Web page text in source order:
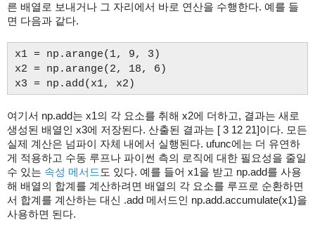
른 배열로 보내거나 그 자리에서 바로 연산을 수행한다. 예를 들
면 다음과 같다.
x1 = np.arange(1, 9, 3)
x2 = np.arange(2, 18, 6)
x3 = np.add(x1, x2)
여기서 np.add는 x1의 각 요소를 취해 x2에 더하고, 결과는 새로
생성된 배열인 x3에 저장된다. 산출된 결과는 [ 3 12 21]이다. 모든
실제 계산은 넘파이 자체 내에서 실행된다. ufunc에는 더 유연하
게 적용하고 수동 루프나 파이썬 측의 로직에 대한 필요성을 줄일
수 있는 속성 메서드 도 있다. 예를 들어 x1을 받고 np.add를 사용
해 배열의 합계를 계산하려면 배열의 각 요소를 루프로 순환하면
서 합계를 계산하는 대신 .add 메서드인 np.add.accumulate(x1)을
사용하면 된다.